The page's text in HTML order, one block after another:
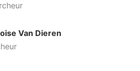
Van Dieren